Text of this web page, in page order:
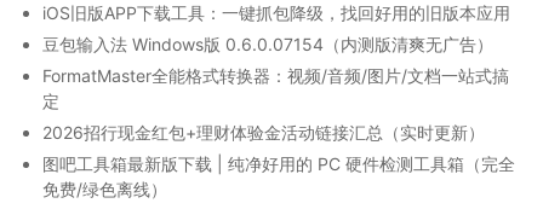
iOS旧版APP下载工具：一键抓包降级，找回好用的旧版本应用
豆包输入法 Windows版 0.6.0.07154（内测版清爽无广告）
FormatMaster全能格式转换器：视频/音频/图片/文档一站式搞
定
2026招行现金红包+理财体验金活动链接汇总（实时更新）
图吧工具箱最新版下载 | 纯净好用的 PC 硬件检测工具箱（完全
免费/绿色离线）